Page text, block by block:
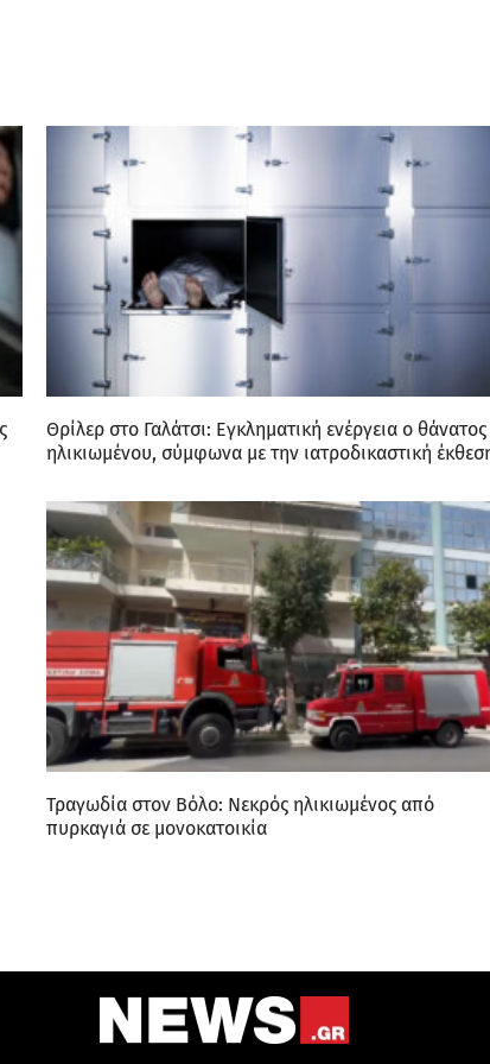
Θρίλερ στο Γαλάτσι: Εγκληματική ενέργεια ο θάνατος
ηλικιωμένου, σύμφωνα με την ιατροδικαστική
Τραγωδία στον Βόλο: Νεκρός ηλικιωμένος από
πυρκαγιά σε μονοκατοικία